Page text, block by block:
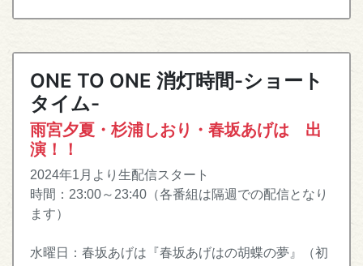
ONE TO ONE 消灯時間-ショート
タイム-
雨宮夕夏・杉浦しおり・春坂あげは 出
演！！
2024年1月より生配信スタート
時間：23:00～23:40（各番組は隔週での配信となり
ます）
水曜日：春坂あげは『春坂あげはの胡蝶の夢』（初